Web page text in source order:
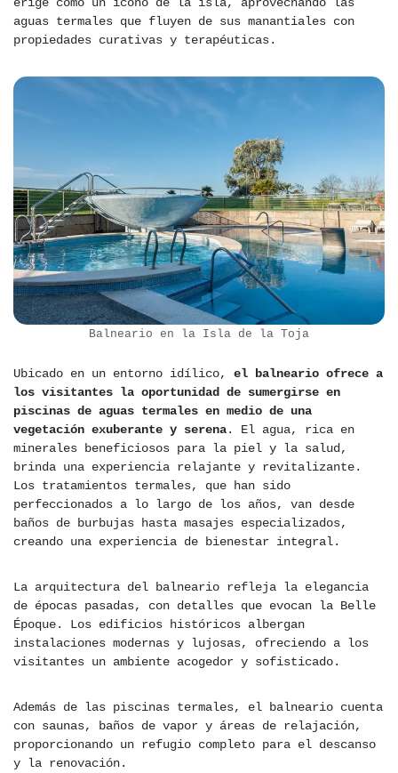
erige como un ícono de la isla, aprovechando las
aguas termales que fluyen de sus manantiales con
propiedades curativas y terapéuticas.
Balneario en la Isla de la Toja
Ubicado en un entorno idílico,
el balneario ofrece a
los visitantes la oportunidad de sumergirse en
piscinas de aguas termales en medio de una
vegetación exuberante y serena. El agua, rica en
minerales beneficiosos para la piel y la salud,
brinda una experiencia relajante y revitalizante.
Los tratamientos termales, que han sido
perfeccionados a lo largo de los años, van desde
baños de burbujas hasta masajes especializados,
creando una experiencia de bienestar integral.
La arquitectura del balneario refleja la elegancia
de épocas pasadas, con detalles que evocan la Belle
Époque. Los edificios históricos albergan
instalaciones modernas y lujosas, ofreciendo a los
visitantes un ambiente acogedor y sofisticado.
Además de las piscinas termales, el balneario cuenta
con saunas, baños de vapor y áreas de relajación,
proporcionando un refugio completo para el descanso
y la renovación.